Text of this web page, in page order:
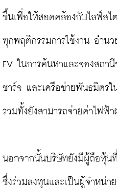
ขึ้นเพื่อให้สอดคล้องกับไลฟ์สไ
ทุกพฤติกรรมการใช้งาน อำน
EV ในการค้นหาและจองสถา
ชาร์จ และเครือข่ายพันธมิตรใ
รวมทั้งยังสามารถจ่ายค่าไฟฟ้
นอกจากนั้นบริษัทยังมีผู้ถือหุ้น
ซึ่งร่วมลงทุนและเป็นผู้จำหน่า